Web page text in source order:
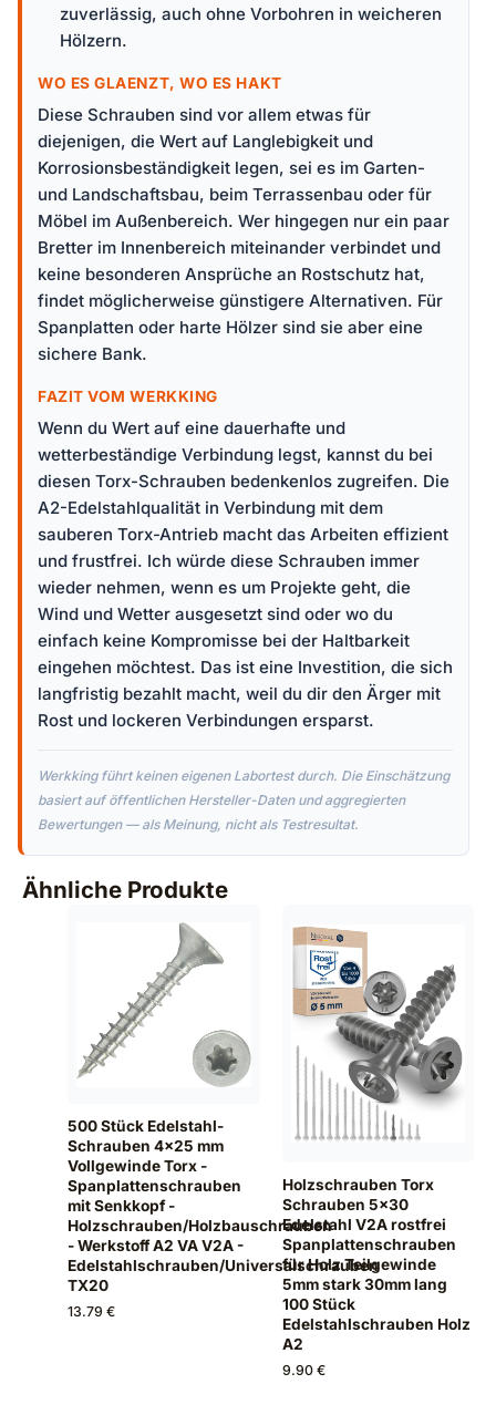
zuverlässig, auch ohne Vorbohren in weicheren
Hölzern.
WO ES GLAENZT, WO ES HAKT
Diese Schrauben sind vor allem etwas für
diejenigen, die Wert auf Langlebigkeit und
Korrosionsbeständigkeit legen, sei es im Garten-
und Landschaftsbau, beim Terrassenbau oder für
Möbel im Außenbereich. Wer hingegen nur ein paar
Bretter im Innenbereich miteinander verbindet und
keine besonderen Ansprüche an Rostschutz hat,
findet möglicherweise günstigere Alternativen. Für
Spanplatten oder harte Hölzer sind sie aber eine
sichere Bank.
FAZIT VOM WERKKING
Wenn du Wert auf eine dauerhafte und
wetterbeständige Verbindung legst, kannst du bei
diesen Torx-Schrauben bedenkenlos zugreifen. Die
A2-Edelstahlqualität in Verbindung mit dem
sauberen Torx-Antrieb macht das Arbeiten effizient
und frustfrei. Ich würde diese Schrauben immer
wieder nehmen, wenn es um Projekte geht, die
Wind und Wetter ausgesetzt sind oder wo du
einfach keine Kompromisse bei der Haltbarkeit
eingehen möchtest. Das ist eine Investition, die sich
langfristig bezahlt macht, weil du dir den Ärger mit
Rost und lockeren Verbindungen ersparst.
Werkking führt keinen eigenen Labortest durch. Die Einschätzung
basiert auf öffentlichen Hersteller-Daten und aggregierten
Bewertungen — als Meinung, nicht als Testresultat.
Ähnliche Produkte
500 Stück Edelstahl-
Schrauben 4x25 mm
Vollgewinde Torx -
Spanplattenschrauben
mit Senkkopf -
Holzschrauben/Holzbauschrauben
- Werkstoff A2 VA V2A -
Edelstahlschrauben/Universalschrauben
TX20
13.79 €
Holzschrauben Torx
Schrauben 5x30
Edelstahl V2A rostfrei
Spanplattenschrauben
für Holz Teilgewinde
5mm stark 30mm lang
100 Stück
Edelstahlschrauben Holz
A2
9.90 €